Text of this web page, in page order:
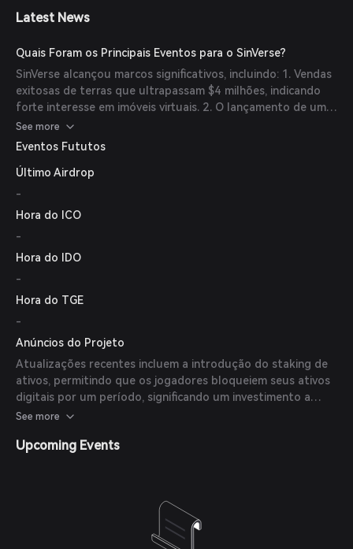
ativos e participar da governança por meio de staking.
Latest News
Quais Foram os Principais Eventos para o SinVerse?
SinVerse alcançou marcos significativos, incluindo: 1. Vendas
exitosas de terras que ultrapassam $4 milhões, indicando
forte interesse em imóveis virtuais. 2. O lançamento de um
novo marketplace metaverso e funcionalidades de staking
de ativos, aprimorando o comércio de ativos digitais e
See more
Eventos Fututos
Último Airdrop
-
Hora do ICO
-
Hora do IDO
-
Hora do TGE
-
Anúncios do Projeto
Atualizações recentes incluem a introdução do staking de
ativos, permitindo que os jogadores bloqueiem seus ativos
digitais por um período, significando um investimento a
longo prazo no crescimento da plataforma. Além disso,
para recompensar as habilidades estratégicas e combativas
See more
Upcoming Events